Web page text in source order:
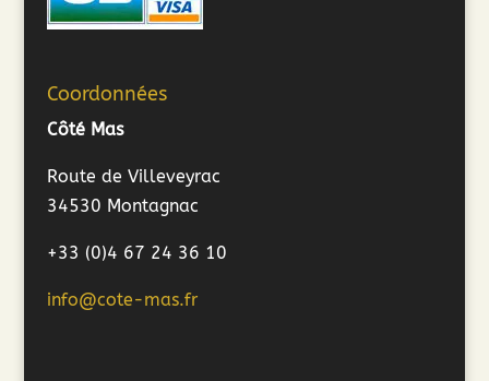
Coordonnées
Côté Mas
Route de Villeveyrac
34530 Montagnac
+33 (0)4 67 24 36 10
info@cote-mas.fr